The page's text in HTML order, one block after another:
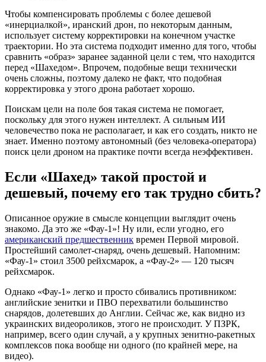
Чтобы компенсировать проблемы с более дешевой
«инерциалкой», иранский дрон, по некоторым данным,
использует систему корректировки на конечном участке
траектории. Но эта система подходит именно для того, чтобы
сравнить «образ» заранее заданной цели с тем, что находится
перед «Шахедом». Впрочем, подобные вещи технически
очень сложны, поэтому далеко не факт, что подобная
корректировка у этого дрона работает хорошо.
Поискам цели на поле боя такая система не помогает,
поскольку для этого нужен интеллект. А сильным ИИ
человечество пока не располагает, и как его создать, никто не
знает. Именно поэтому автономный (без человека-оператора)
поиск цели дроном на практике почти всегда неэффективен.
Если «Шахед» такой простой и
дешевый, почему его так трудно сбить?
Описанное оружие в смысле концепции выглядит очень
знакомо. Да это же «Фау-1»! Ну или, если угодно, его
американский предшественник времен Первой мировой.
Простейший самолет-снаряд, очень дешевый. Напомним:
«Фау-1» стоил 3500 рейхсмарок, а «Фау-2» — 120 тысяч
рейхсмарок.
Однако «Фау-1» легко и просто сбивались противником:
английские зенитки и ПВО перехватили большинство
снарядов, долетевших до Англии. Сейчас же, как видно из
украинских видеороликов, этого не происходит. У ПЗРК,
например, всего один случай, а у крупных зенитно-ракетных
комплексов пока вообще ни одного (по крайней мере, на
видео).